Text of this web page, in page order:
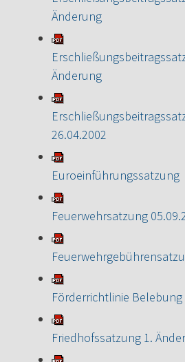
Änderung
Änderung
26.04.2002
Euroeinführungssatzung
Feuerwehrsatzung
Förderrichtlinie
Friedhofssatzung 1.